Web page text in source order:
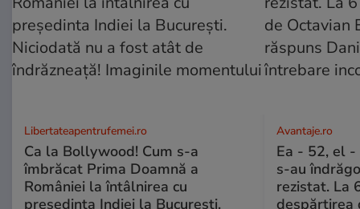
Libertateapentrufemei.ro
Ca la Bollywood! Cum s-a
îmbrăcat Prima Doamnă a
României la întâlnirea cu
președinta Indiei la București.
Avantaje.ro
Ea - 52, el -
s-au
rezistat. La
despărțirea